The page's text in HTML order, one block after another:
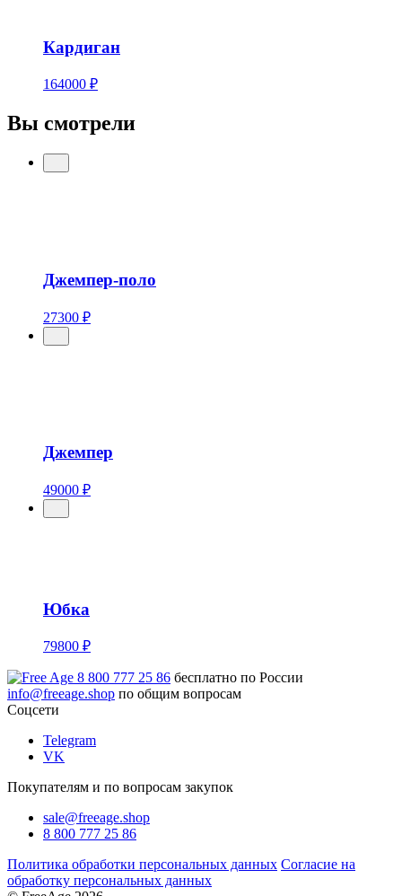
Кардиган
164000 ₽
Вы смотрели
Джемпер-поло
27300 ₽
Джемпер
49000 ₽
Юбка
79800 ₽
8 800 777 25 86 бесплатно по России
info@freeage.shop по общим вопросам
Соцсети
Telegram
VK
Покупателям и по вопросам закупок
sale@freeage.shop
8 800 777 25 86
Политика обработки персональных данных Согласие на
обработку персональных данных